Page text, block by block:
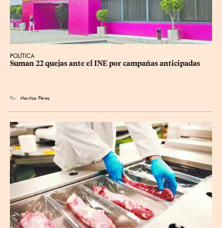
POLÍTICA
Suman 22 quejas ante el INE por campañas anticipadas
Por Maritza Pérez